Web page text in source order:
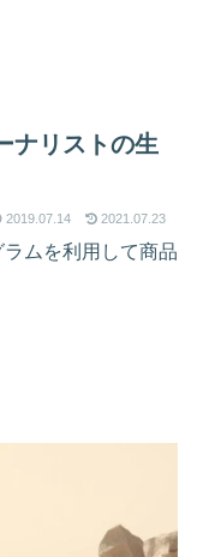
ナリストの生
2019.07.14 2021.07.23
ムを利用して商品